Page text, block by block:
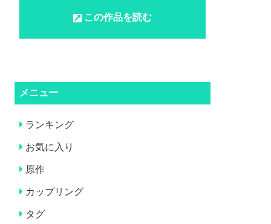
この作品を読む
メニュー
ランキング
お気に入り
原作
カップリング
タグ